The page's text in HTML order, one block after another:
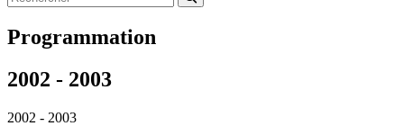
Programmation
2002 - 2003
2002 - 2003